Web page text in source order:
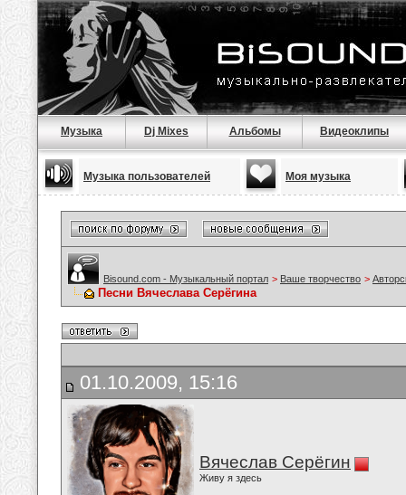
Музыка Dj Mixes Альбомы Видеоклипы
Музыка пользователей Моя музыка
Bisound.com - Музыкальный портал > Ваше творчество >
Песни Вячеслава Серёгина
01.10.2009, 15:16
Вячеслав Серёгин
Живу я здесь